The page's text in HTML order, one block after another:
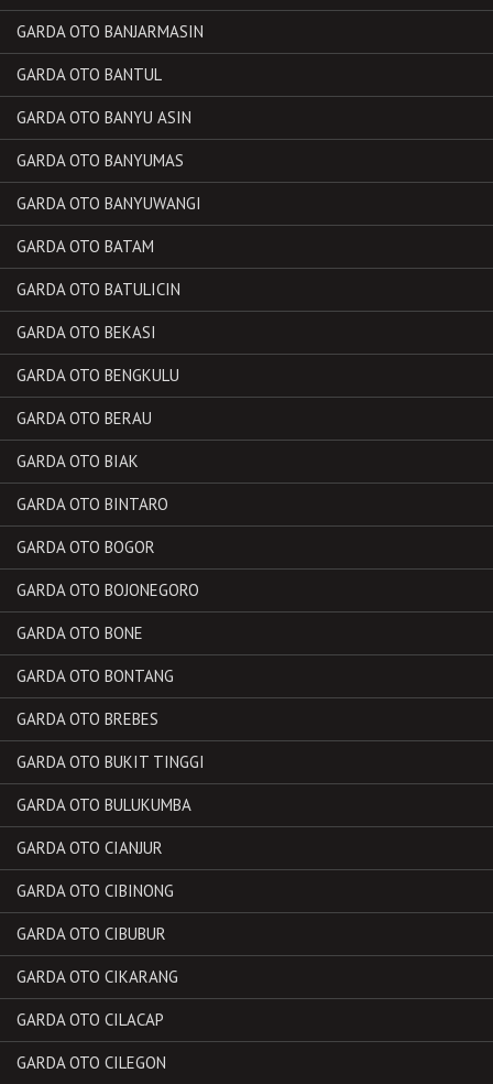
GARDA OTO BANJARMASIN
GARDA OTO BANTUL
GARDA OTO BANYU ASIN
GARDA OTO BANYUMAS
GARDA OTO BANYUWANGI
GARDA OTO BATAM
GARDA OTO BATULICIN
GARDA OTO BEKASI
GARDA OTO BENGKULU
GARDA OTO BERAU
GARDA OTO BIAK
GARDA OTO BINTARO
GARDA OTO BOGOR
GARDA OTO BOJONEGORO
GARDA OTO BONE
GARDA OTO BONTANG
GARDA OTO BREBES
GARDA OTO BUKIT TINGGI
GARDA OTO BULUKUMBA
GARDA OTO CIANJUR
GARDA OTO CIBINONG
GARDA OTO CIBUBUR
GARDA OTO CIKARANG
GARDA OTO CILACAP
GARDA OTO CILEGON